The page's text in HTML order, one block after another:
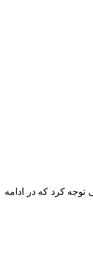
توجه کرد که در ادامه